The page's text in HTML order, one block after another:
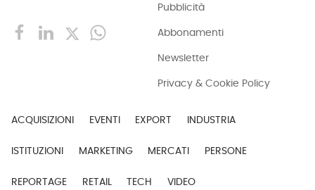
Pubblicità
Abbonamenti
Newsletter
Privacy & Cookie Policy
ACQUISIZIONI EVENTI EXPORT INDUSTRIA
ISTITUZIONI MARKETING MERCATI PERSONE
REPORTAGE RETAIL TECH VIDEO